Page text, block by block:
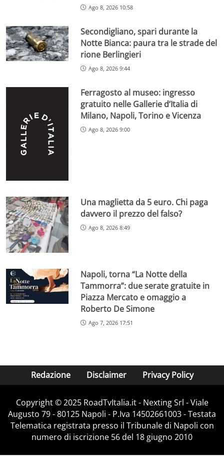
Ago 8, 2026 10:58
Secondigliano, spari durante la
Notte Bianca: paura tra le strade del
rione Berlingieri
Ago 8, 2026 9:44
Ferragosto al museo: ingresso
gratuito nelle Gallerie d’Italia di
Milano, Napoli, Torino e Vicenza
Ago 8, 2026 9:00
Una maglietta da 5 euro. Chi paga
davvero il prezzo del falso?
Ago 8, 2026 8:49
Napoli, torna “La Notte della
Tammorra”: due serate gratuite in
Piazza Mercato e omaggio a
Roberto De Simone
Ago 7, 2026 17:51
Redazione Disclaimer Privacy Policy
Copyright ©️ 2025 RoadTvItalia.it - Nexting Srl - Viale
Augusto 79 - 80125 Napoli - P.Iva 14502661003 - Testata
Telematica registrata presso il Tribunale di Napoli con
numero di iscrizione 56 del 18 giugno 2010